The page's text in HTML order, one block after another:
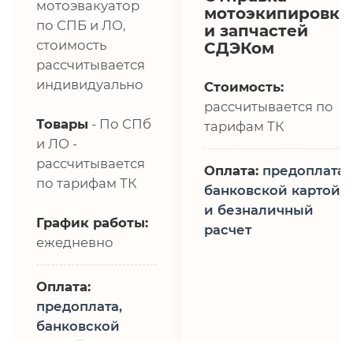
мотоэвакуатор
по СПБ и ЛО,
стоимость
рассчитывается
индивидуально
Товары - По СПб
и ЛО -
рассчитывается
по тарифам ТК
График работы:
ежедневно
Оплата:
предоплата,
банковской
мотоэкипировки
и запчастей
СДЭКом
Стоимость:
рассчитывается по
тарифам ТК
Оплата: предоплата,
банковской картой
и безналичный
расчет